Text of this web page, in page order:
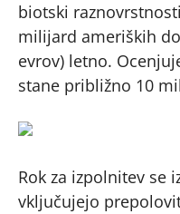
biotski
milijard ameriških
evrov) letno.
stane približno 10
Rok za izpolnitev se
vključujejo